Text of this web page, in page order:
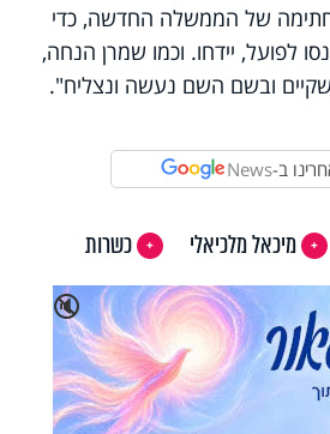
של הממשלה החדשה, כדי
לפועל, יידחו. וכמו שמרן הנחה,
ובשם השם נעשה ונצליח".
ב-News
מיכאל מלכיאלי
כשרות
🔇